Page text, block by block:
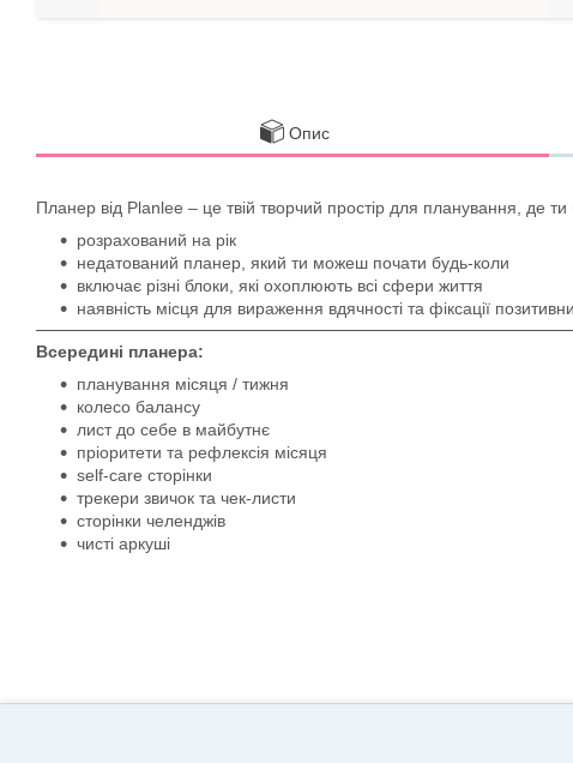
Опис
Планер від Planlee – це твій творчий простір для планування, де
розрахований на рік
недатований планер, який ти можеш почати будь-коли
включає різні блоки, які охоплюють всі сфери життя
наявність місця для вираження вдячності та фіксації
Всередині планера:
планування місяця / тижня
колесо балансу
лист до себе в майбутнє
пріоритети та рефлексія місяця
self-care сторінки
трекери звичок та чек-листи
сторінки челенджів
чисті аркуші